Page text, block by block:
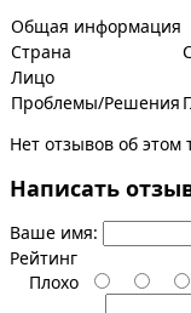
Общая информация
Страна
Лицо
Проблемы/Решения
Нет отзывов об этом
Написать
Ваше имя:
Рейтинг
Плохо